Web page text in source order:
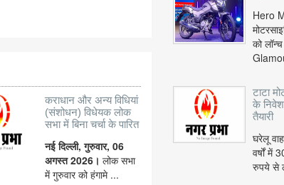
कराधान और अन्य विधियां
(संशोधन) विधेयक लोक
सभा में बिना चर्चा के पारित
नई दिल्ली, गुरुवार, 06
अगस्त 2026। लोक सभा
में गुरुवार को हंगामे ...
Hero
को
टाटा
के
तैयारी
घरेलू
वर्षों में
रुपये से